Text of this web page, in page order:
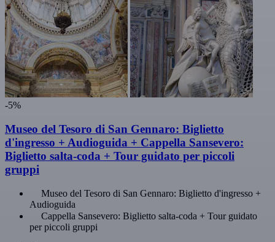
-5%
Museo del Tesoro di San Gennaro: Biglietto
d'ingresso + Audioguida + Cappella Sansevero:
Biglietto salta-coda + Tour guidato per piccoli
gruppi
Museo del Tesoro di San Gennaro: Biglietto d'ingresso +
Audioguida
Cappella Sansevero: Biglietto salta-coda + Tour guidato
per piccoli gruppi